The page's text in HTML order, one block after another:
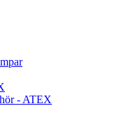
- ATEX